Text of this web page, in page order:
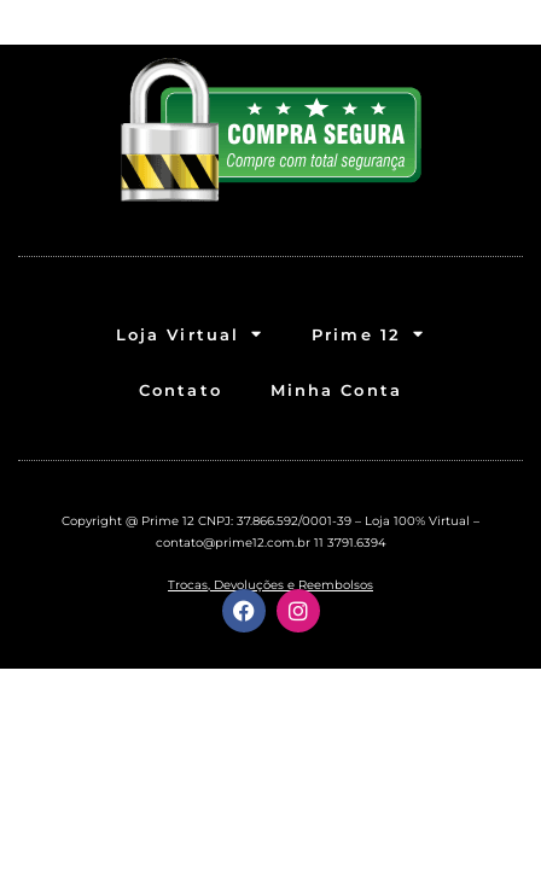
Loja Virtual Prime 12
Contato Minha Conta
Copyright @ Prime 12 CNPJ: 37.866.592/0001-39 – Loja 100% Virtual –
contato@prime12.com.br11 3791.6394
Trocas, Devoluções e Reembolsos
F
a
c
e
I
n
s
t